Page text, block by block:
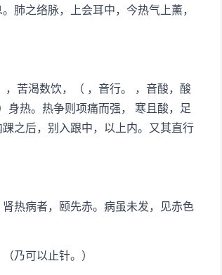
肺之络脉，上会耳中，今热气上薰，
苦渴数饮，（ ，音行。 ，音酸，酸
身热。热争则项痛而强， 寒且酸，足
之后，别入跟中，以上内。又其直行
热病者，颐先赤。病虽未发，见赤色
乃可以止针。）